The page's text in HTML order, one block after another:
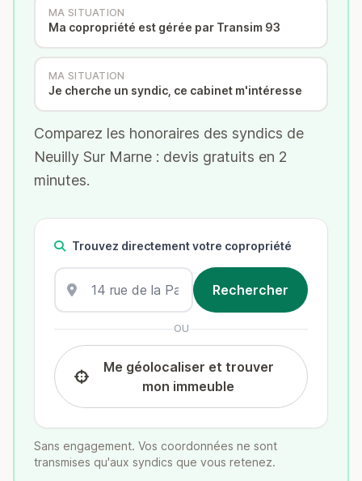
MA SITUATION
Ma copropriété est gérée par Transim 93
MA SITUATION
Je cherche un syndic, ce cabinet m'intéresse
Comparez les honoraires des syndics de
Neuilly Sur Marne : devis gratuits en 2
minutes.
Trouvez directement votre copropriété
OU
Me géolocaliser et trouver
mon immeuble
Sans engagement. Vos coordonnées ne sont
transmises qu'aux syndics que vous retenez.